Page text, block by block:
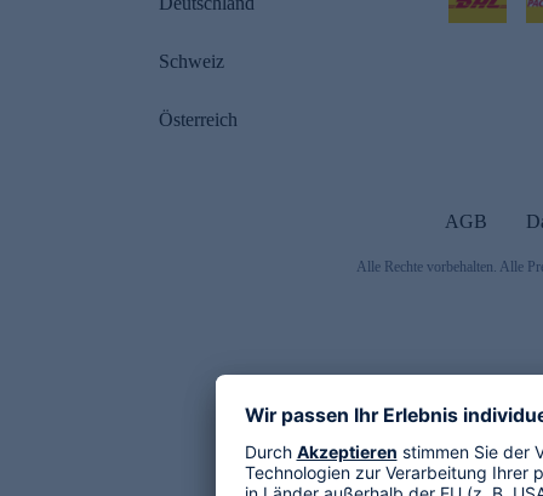
Schweiz
Österreich
AGB
Alle Rechte vorbehalten. Alle